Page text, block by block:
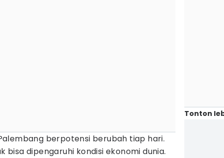
berpotensi berubah tiap hari.
bisa dipengaruhi kondisi ekonomi dunia.
Tonton